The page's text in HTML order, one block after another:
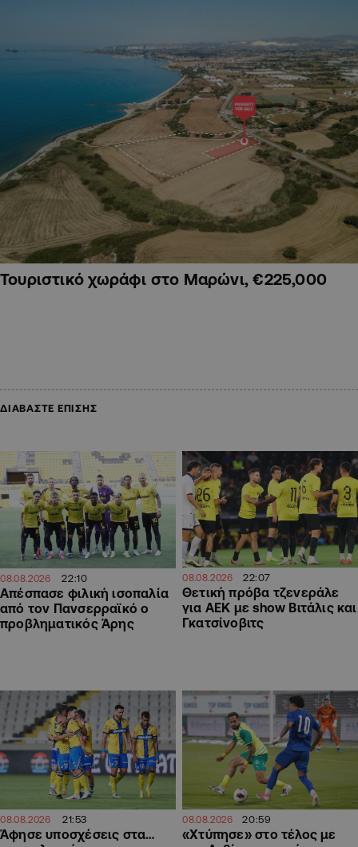
Τουριστικό χωράφι στο Μαρώνι, €225,000
ΔΙΑΒΑΣΤΕ ΕΠΙΣΗΣ
08.08.2026 22:10
Απέσπασε φιλική ισοπαλία
από τον Πανσερραϊκό ο
προβληματικός Άρης
08.08.2026 22:07
Θετική πρόβα τζενεράλε
για ΑΕΚ με show Βιτάλις και
Γκατσίνοβιτς
08.08.2026 21:53
Άφησε υποσχέσεις στα…
08.08.2026 20:59
«Χτύπησε» στο τέλος με